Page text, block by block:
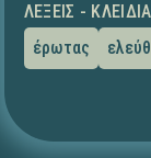
ΛΈΞΕΙΣ - ΚΛΕΙΔΙΆ
έρωτας